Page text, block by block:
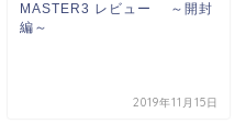
MASTER3 レビュー ～開封
編～
2019年11月15日